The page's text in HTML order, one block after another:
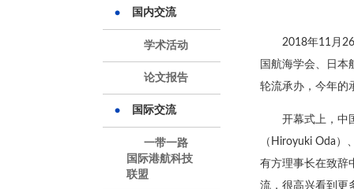
国内交流
学术活动
论文报告
国际交流
一带一路
国际港航科技
联盟
2018年11月
国航海学会、日本
轮流承办，今年的
开幕式上，中
（Hiroyuki Oda）
有方理事长在致辞
流，很高兴看到更